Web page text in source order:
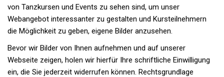
von Tanzkursen und Events zu sehen sind, um unser
Webangebot interessanter zu gestalten und Kursteilnehmern
die Möglichkeit zu geben, eigene Bilder anzusehen.
Bevor wir Bilder von Ihnen aufnehmen und auf unserer
Webseite zeigen, holen wir hierfür Ihre schriftliche Einwilligung
ein, die Sie jederzeit widerrufen können. Rechtsgrundlage